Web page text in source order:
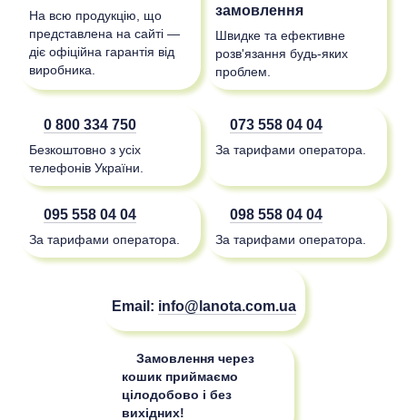
На всю продукцію, що
представлена на сайті —
діє офіційна гарантія від
виробника.
замовлення
Швидке та ефективне
розв'язання будь-яких
проблем.
0 800 334 750
Безкоштовно з усіх
телефонів України.
073 558 04 04
За тарифами оператора.
095 558 04 04
За тарифами оператора.
098 558 04 04
За тарифами оператора.
Email: info@lanota.com.ua
Замовлення через
кошик приймаємо
цілодобово і без
вихідних!